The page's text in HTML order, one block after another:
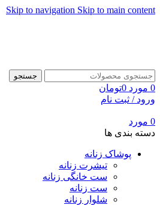
Skip to navigation Skip to main content
جستجو
0 مورد 0تومان
ورود / ثبت نام
0 مورد
دسته بندی ها
پوشاک زنانه
تیشرت زنانه
ست خانگی زنانه
ست زنانه
شلوار زنانه